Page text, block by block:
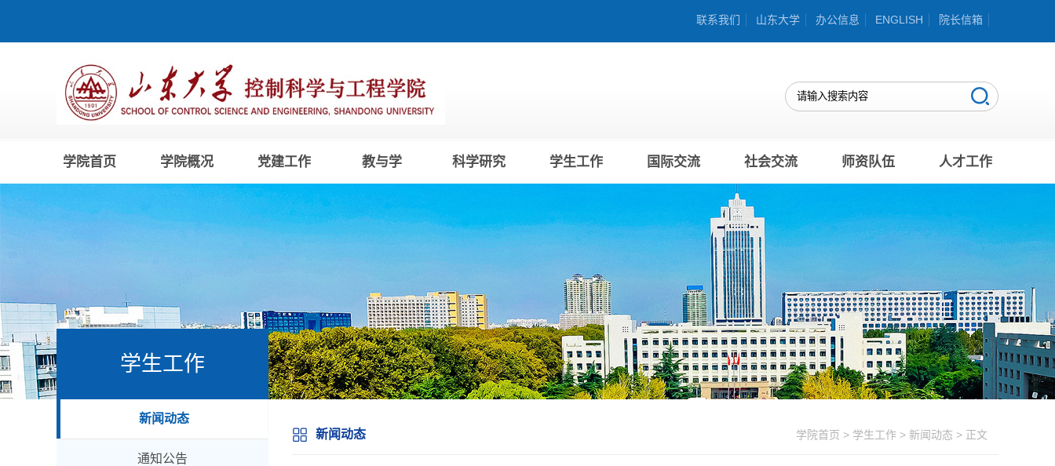
联系我们 山东大学 办公信息 ENGLISH 院长信箱
学院首页 学院概况 党建工作 教与学 科学研究 学生工作 国际交流 社会交流 师资队伍 人才工作
学生工作
新闻动态
通知公告
新闻动态 学院首页 > 学生工作 > 新闻动态 > 正文